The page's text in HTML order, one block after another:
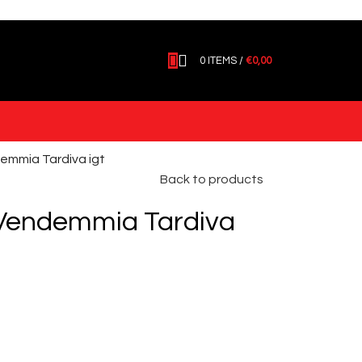
0 ITEMS / €0,00
Tardiva igt
Back to products
Tardiva